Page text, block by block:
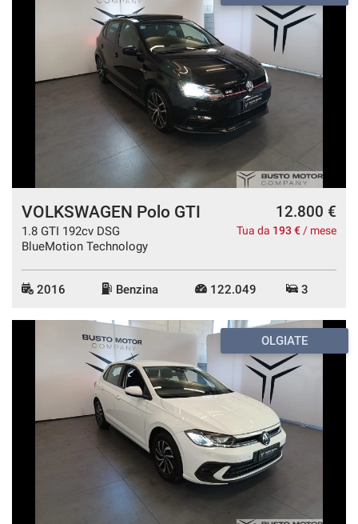
VOLKSWAGEN Polo GTI
1.8 GTI 192cv DSG
BlueMotion Technology
12.800 €
Tua da 193 € / mese
2016 Benzina 122.049 3
OLGIATE